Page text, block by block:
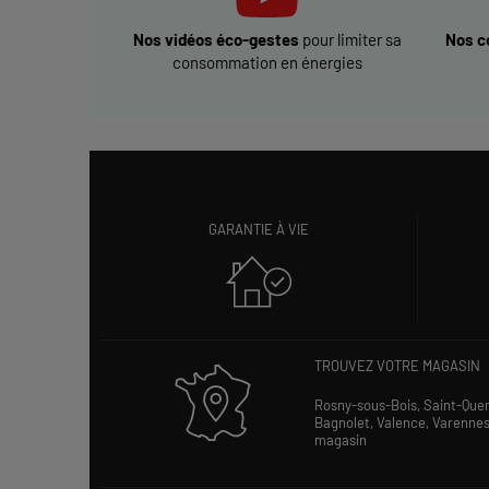
Nos vidéos éco-gestes pour limiter sa
consommation en énergies
Nos
GARANTIE À VIE
TROUVEZ VOTRE MAGASIN
Rosny-sous-Bois,Saint-
Bagnolet,Valence,
magasin